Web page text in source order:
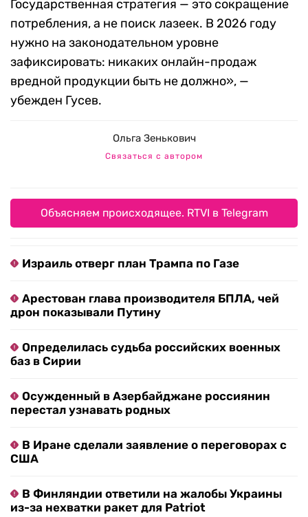
Государственная стратегия — это сокращение
потребления, а не поиск лазеек. В 2026 году
нужно на законодательном уровне
зафиксировать: никаких онлайн-продаж
вредной продукции быть не должно», —
убежден Гусев.
Ольга Зенькович
Связаться с автором
Объясняем происходящее. RTVI в Telegram
Израиль отверг план Трампа по Газе
Арестован глава производителя БПЛА, чей
дрон показывали Путину
Определилась судьба российских военных
баз в Сирии
Осужденный в Азербайджане россиянин
перестал узнавать родных
В Иране сделали заявление о переговорах с
США
В Финляндии ответили на жалобы Украины
из-за нехватки ракет для Patriot